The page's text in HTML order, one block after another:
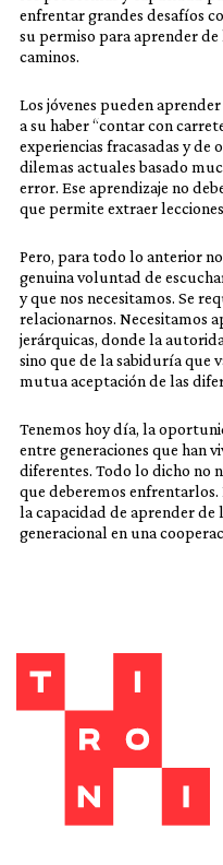
enfrentar grandes desafíos
su permiso para aprender
caminos.
Los jóvenes pueden
a su haber “contar con
experiencias fracasadas y de
dilemas actuales basado
error. Ese aprendizaje no
que permite extraer
Pero, para todo lo anterior
genuina voluntad de
y que nos necesitamos. Se
relacionarnos. Necesitamos
jerárquicas, donde la
sino que de la sabiduría que
mutua aceptación de las
Tenemos hoy día, la
entre generaciones que han
diferentes. Todo lo dicho no
que deberemos enfrentarlos.
la capacidad de aprender
generacional en una